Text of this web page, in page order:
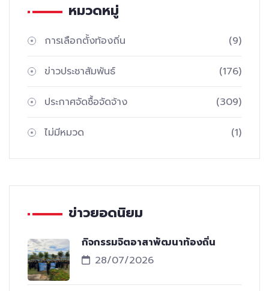
หมวดหมู่
การเลือกตั้งท้องถิ่น (9)
ข่าวประชาสัมพันธ์ (176)
ประกาศจัดซื้อจัดจ้าง (309)
ไม่มีหมวด (1)
ข่าวยอดนิยม
กิจกรรมจิตอาสาพัฒนาท้องถิ่น
28/07/2026